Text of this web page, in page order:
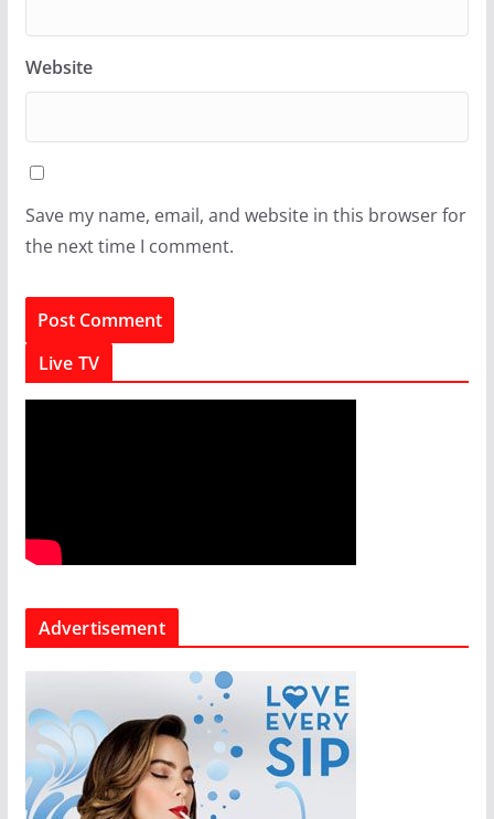
Website
Save my name, email, and website in this browser for
the next time I comment.
Live TV
Advertisement